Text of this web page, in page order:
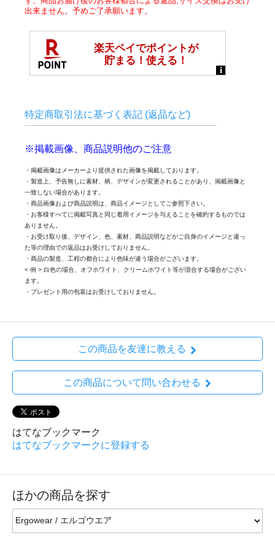
出来ません。予めご了承願います。
特定商取引法に基づく表記 (返品など)
※掲載画像、商品説明他のご注意
・掲載画像はメーカーより提供された画像を掲載しております。
・製造上、予告無しに素材、柄、デザインが変更されることがあり、掲載画像と
一致しない場合があります。
・商品画像および商品説明は、商品イメージとしてご参照下さい。
・お客様すべてに掲載写真と同じ着用イメージを与えることを確約するものでは
ありません。
・お受け取り後、デザイン、色、素材、商品説明などがご自身のイメージと違っ
た等の理由での返品はお受けしておりません。
・商品の製造、工程の都合により色味が違う場合がございます。
< 例 > 白色の場合、オフホワイト、クリームホワイト等が混合する場合がござい
ます。
・プレゼント用の包装はお受けしておりません。
この商品を友達に教える
この商品について問い合わせる
はてなブックマーク
はてなブックマークに登録する
ほかの商品を探す